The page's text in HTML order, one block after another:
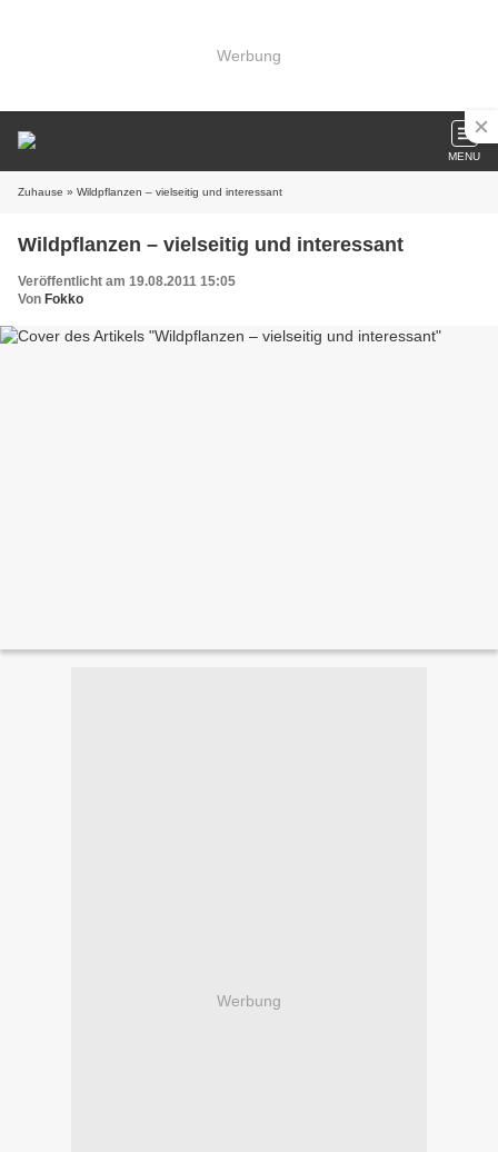
Werbung
MENU
Zuhause » Wildpflanzen – vielseitig und interessant
Wildpflanzen – vielseitig und interessant
Veröffentlicht am 19.08.2011 15:05
Von Fokko
Werbung